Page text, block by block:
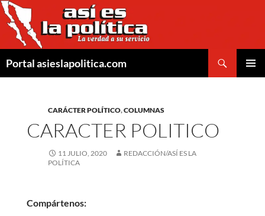
Saltar
al
contenido
Portal asieslapolitica.com
CARÁCTER POLÍTICO,COLUMNAS
CARACTER POLITICO
11 JULIO, 2020
REDACCIÓN/ASÍ ES LA
POLÍTICA
Compártenos: